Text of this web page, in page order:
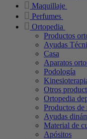
Maquillaje
Perfumes
Ortopedia
Productos
Ayudas
Casa
Aparatos
Podología
Otros
Ortopedia
Productos de
Ayudas
Material de
Apósitos